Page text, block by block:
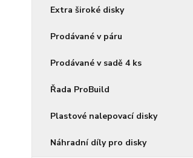
Extra široké disky
Prodávané v páru
Prodávané v sadě 4 ks
Řada ProBuild
Plastové nalepovací disky
Náhradní díly pro disky